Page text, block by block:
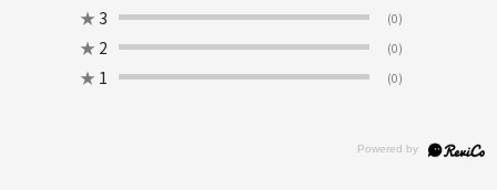
★ 3 (0)
★ 2 (0)
★ 1 (0)